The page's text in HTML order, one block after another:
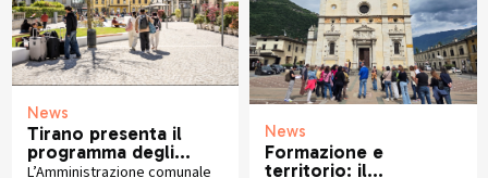
News
Tirano presenta il
programma degli
eventi estivi: una città
L’Amministrazione comunale
News
Formazione e
territorio: il